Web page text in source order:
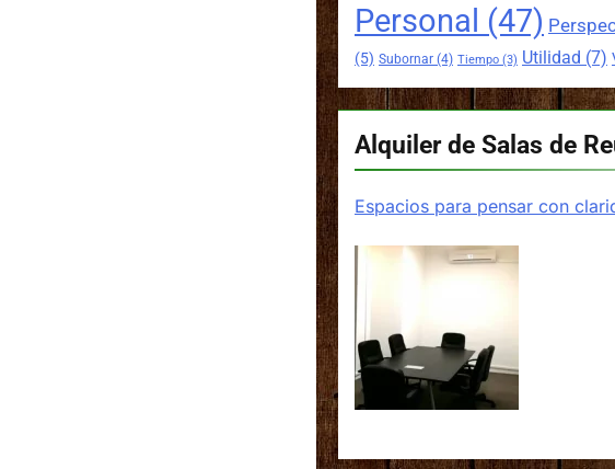
Personal(47)
(5) Subornar(4) Tiempo(3) Utilidad(7)
Alquiler de Salas de
Espacios para pensar con